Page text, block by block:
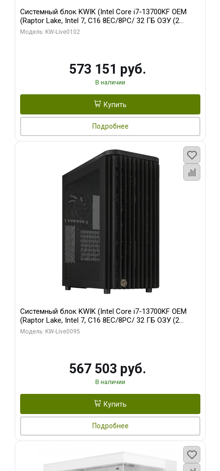
Системный блок KWIK (Intel Core i7-13700KF OEM
(Raptor Lake, Intel 7, C16 8EC/8PC/ 32 ГБ ОЗУ (2
модуля)/ Afox RTX4090 24GB GDDR6X 384-Bit 3xDP
Модель: KW-Live0102
573 151 руб.
В наличии
Купить
Подробнее
Системный блок KWIK (Intel Core i7-13700KF OEM
(Raptor Lake, Intel 7, C16 8EC/8PC/ 32 ГБ ОЗУ (2
модуля)/ Afox RTX4090 24GB GDDR6X 384-Bit 3xDP
Модель: KW-Live0095
567 503 руб.
В наличии
Купить
Подробнее